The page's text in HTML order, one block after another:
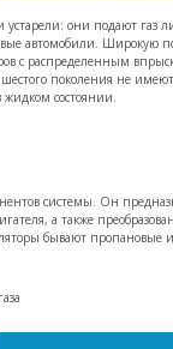
они подают газ
автомобили. Широкую
с распределенным
поколения не
жидком состоянии.
системы. Он
а также
бывают